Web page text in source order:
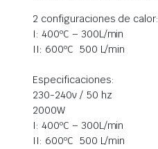
2 configuraciones de calor:
I: 400ºC – 300L/min
II: 600ºC  500 L/min
Especificaciones:
230-240v / 50 hz
2000W
I: 400ºC – 300L/min
II: 600ºC  500 L/min